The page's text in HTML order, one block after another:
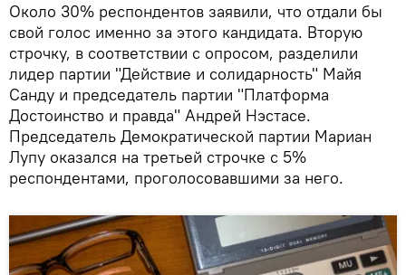
Около 30% респондентов заявили, что отдали бы
свой голос именно за этого кандидата. Вторую
строчку, в соответствии с опросом, разделили
лидер партии "Действие и солидарность" Майя
Санду и председатель партии "Платформа
Достоинство и правда" Андрей Нэстасе.
Председатель Демократической партии Мариан
Лупу оказался на третьей строчке с 5%
респондентами, проголосовавшими за него.